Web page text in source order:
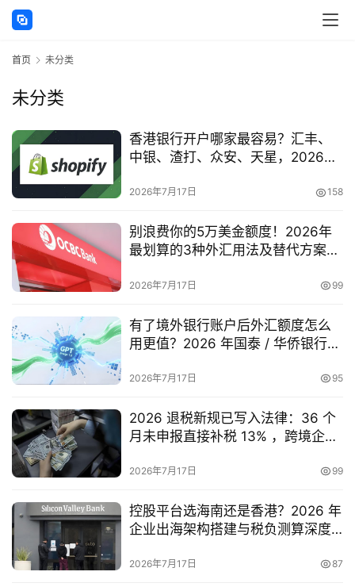
页
跨
资
讯
外
公
司
海
外
银
行
户
全
球
首页 未分类
未分类
香港银行开户哪家最容易？汇丰、
中银、渣打、众安、天星，2026内
率对比
2026年7月17日 158
别浪费你的5万美金额度！2026年
最划算的3种外汇用法及替代方案推
2026年7月17日 99
有了境外银行账户后外汇额度怎么
用更值？2026 年国泰 / 华侨银行账
2026年7月17日 95
2026 退税新规已写入法律：36 个
月未申报直接补税 13% ，跨境企业
2026年7月17日 99
控股平台选海南还是香港？2026 年
企业出海架构搭建与税负测算深度
2026年7月17日 87